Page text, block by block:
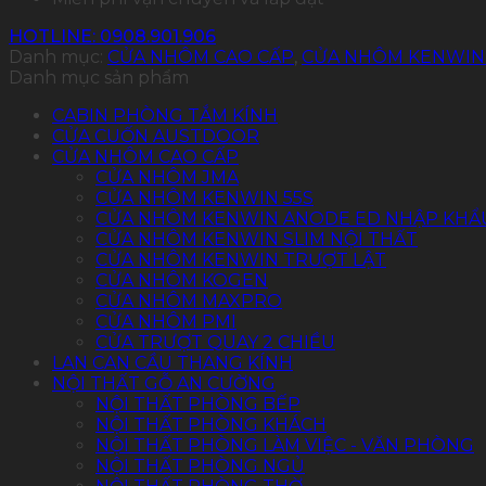
HOTLINE: 0908.901.906
Danh mục: CỬA NHÔM CAO CẤP, CỬA NHÔM
Danh mục sản phẩm
CABIN PHÒNG TẮM KÍNH
CỬA CUỐN AUSTDOOR
CỬA NHÔM CAO CẤP
CỬA NHÔM JMA
CỬA NHÔM KENWIN 55S
CỬA NHÔM KENWIN ANODE ED NHẬP
CỬA NHÔM KENWIN SLIM NỘI THẤT
CỬA NHÔM KENWIN TRƯỢT LẬT
CỬA NHÔM KOGEN
CỬA NHÔM MAXPRO
CỬA NHÔM PMI
CỬA TRƯỢT QUAY 2 CHIỀU
LAN CAN CẦU THANG KÍNH
NỘI THẤT GỖ AN CƯỜNG
NỘI THẤT PHÒNG BẾP
NỘI THẤT PHÒNG KHÁCH
NỘI THẤT PHÒNG LÀM VIỆC - VĂN PHÒNG
NỘI THẤT PHÒNG NGỦ